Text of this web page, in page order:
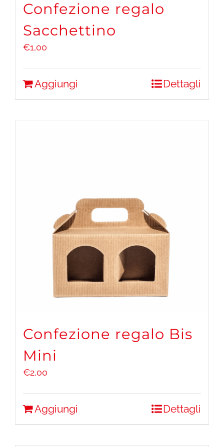
Confezione regalo
Sacchettino
€1,00
Aggiungi Dettagli
Confezione regalo Bis
Mini
€2,00
Aggiungi Dettagli